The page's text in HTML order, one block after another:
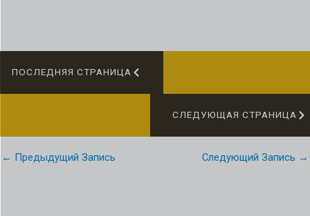
ПОСЛЕДНЯЯ СТРАНИЦА
СЛЕДУЮЩАЯ СТРАНИЦА
← Предыдущий Запись Следующий Запись →